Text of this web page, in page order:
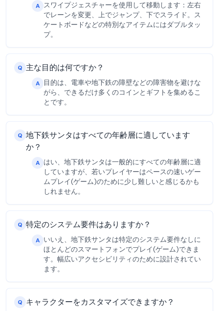
A スワイプジェスチャーを使用して移動します：左右
でレーンを変更、上でジャンプ、下でスライド。ス
ケートボードなどの特別なアイテムにはダブルタッ
プ。
Q 主な目的は何ですか？
A
目的は、電車や地下鉄の障壁などの障害物を避けな
がら、できるだけ多くのコインとギフトを集めるこ
とです。
Q 地下鉄サンタはすべての年齢層に適しています
か？
A はい、地下鉄サンタは一般的にすべての年齢層に適
していますが、若いプレイヤーはペースの速いゲー
ムプレイ(ゲーム)のために少し難しいと感じるかも
しれません。
Q 特定のシステム要件はありますか？
A いいえ、地下鉄サンタは特定のシステム要件なしに
ほとんどのスマートフォンでプレイ(ゲーム)できま
す。幅広いアクセシビリティのために設計されてい
ます。
Q キャラクターをカスタマイズできますか？